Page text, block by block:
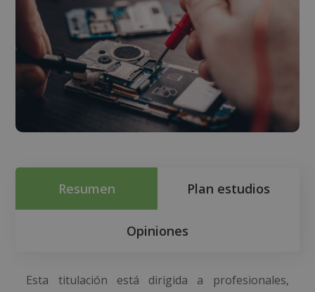
Resumen Plan estudios
Opiniones
Esta titulación está dirigida a profesionales,